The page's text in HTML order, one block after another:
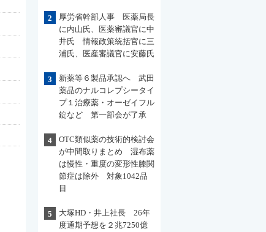
2
厚労省幹部人事 医薬局長
に内山氏、医薬審議官に中
井氏 情報政策統括官に三
浦氏、医産審議官に安藤氏
3
新薬等６製品承認へ 武田
薬品のナルコレプシータイ
プ１治療薬・オーゼイフル
錠など 第一部会が了承
4
OTC類似薬の技術的検討会
が中間取りまとめ 湿布薬
は慢性・重度の変形性膝関
節症は除外 対象1042品
目
5
大塚HD・井上社長 26年
度通期予想を２兆7250億